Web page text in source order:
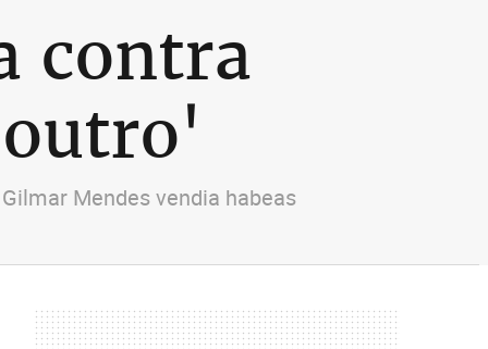
contra
Mendes vendia habeas